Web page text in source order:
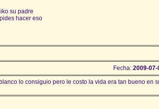
su padre
hacer eso
Fecha: 2009-
lo consiguio pero le costo la vida era tan bueno en